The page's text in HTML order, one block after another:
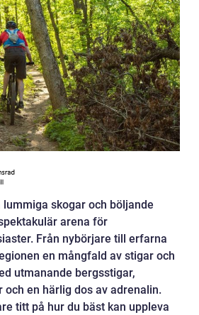
skogar och böljande
arena för
Från nybörjare till erfarna
en mångfald av stigar och
utmanande bergsstigar,
och en härlig dos av adrenalin.
titt på hur du bäst kan uppleva